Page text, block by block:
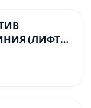
(ЛИФТ)